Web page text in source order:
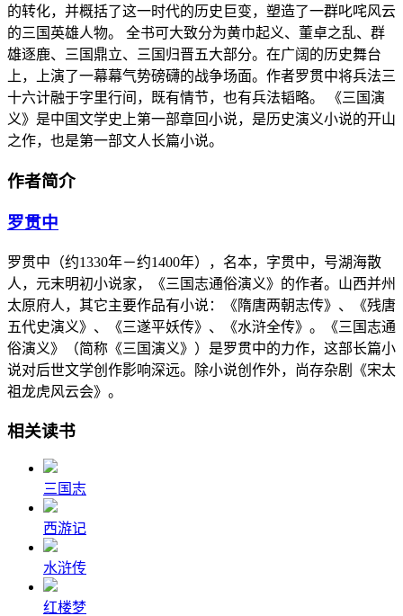
的转化，并概括了这一时代的历史巨变，塑造了一群叱咤风云
的三国英雄人物。 全书可大致分为黄巾起义、董卓之乱、群
雄逐鹿、三国鼎立、三国归晋五大部分。在广阔的历史舞台
上，上演了一幕幕气势磅礴的战争场面。作者罗贯中将兵法三
十六计融于字里行间，既有情节，也有兵法韬略。 《三国演
义》是中国文学史上第一部章回小说，是历史演义小说的开山
之作，也是第一部文人长篇小说。
作者简介
罗贯中
罗贯中（约1330年－约1400年），名本，字贯中，号湖海散
人，元末明初小说家，《三国志通俗演义》的作者。山西并州
太原府人，其它主要作品有小说：《隋唐两朝志传》、《残唐
五代史演义》、《三遂平妖传》、《水浒全传》。《三国志通
俗演义》（简称《三国演义》）是罗贯中的力作，这部长篇小
说对后世文学创作影响深远。除小说创作外，尚存杂剧《宋太
祖龙虎风云会》。
相关读书
三国志
西游记
水浒传
红楼梦